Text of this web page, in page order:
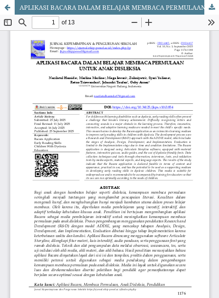
APLIKASI BACARA DALAM BELAJAR MEMBACA PERMULAAN UNTUK ANAK DISLEKSIA